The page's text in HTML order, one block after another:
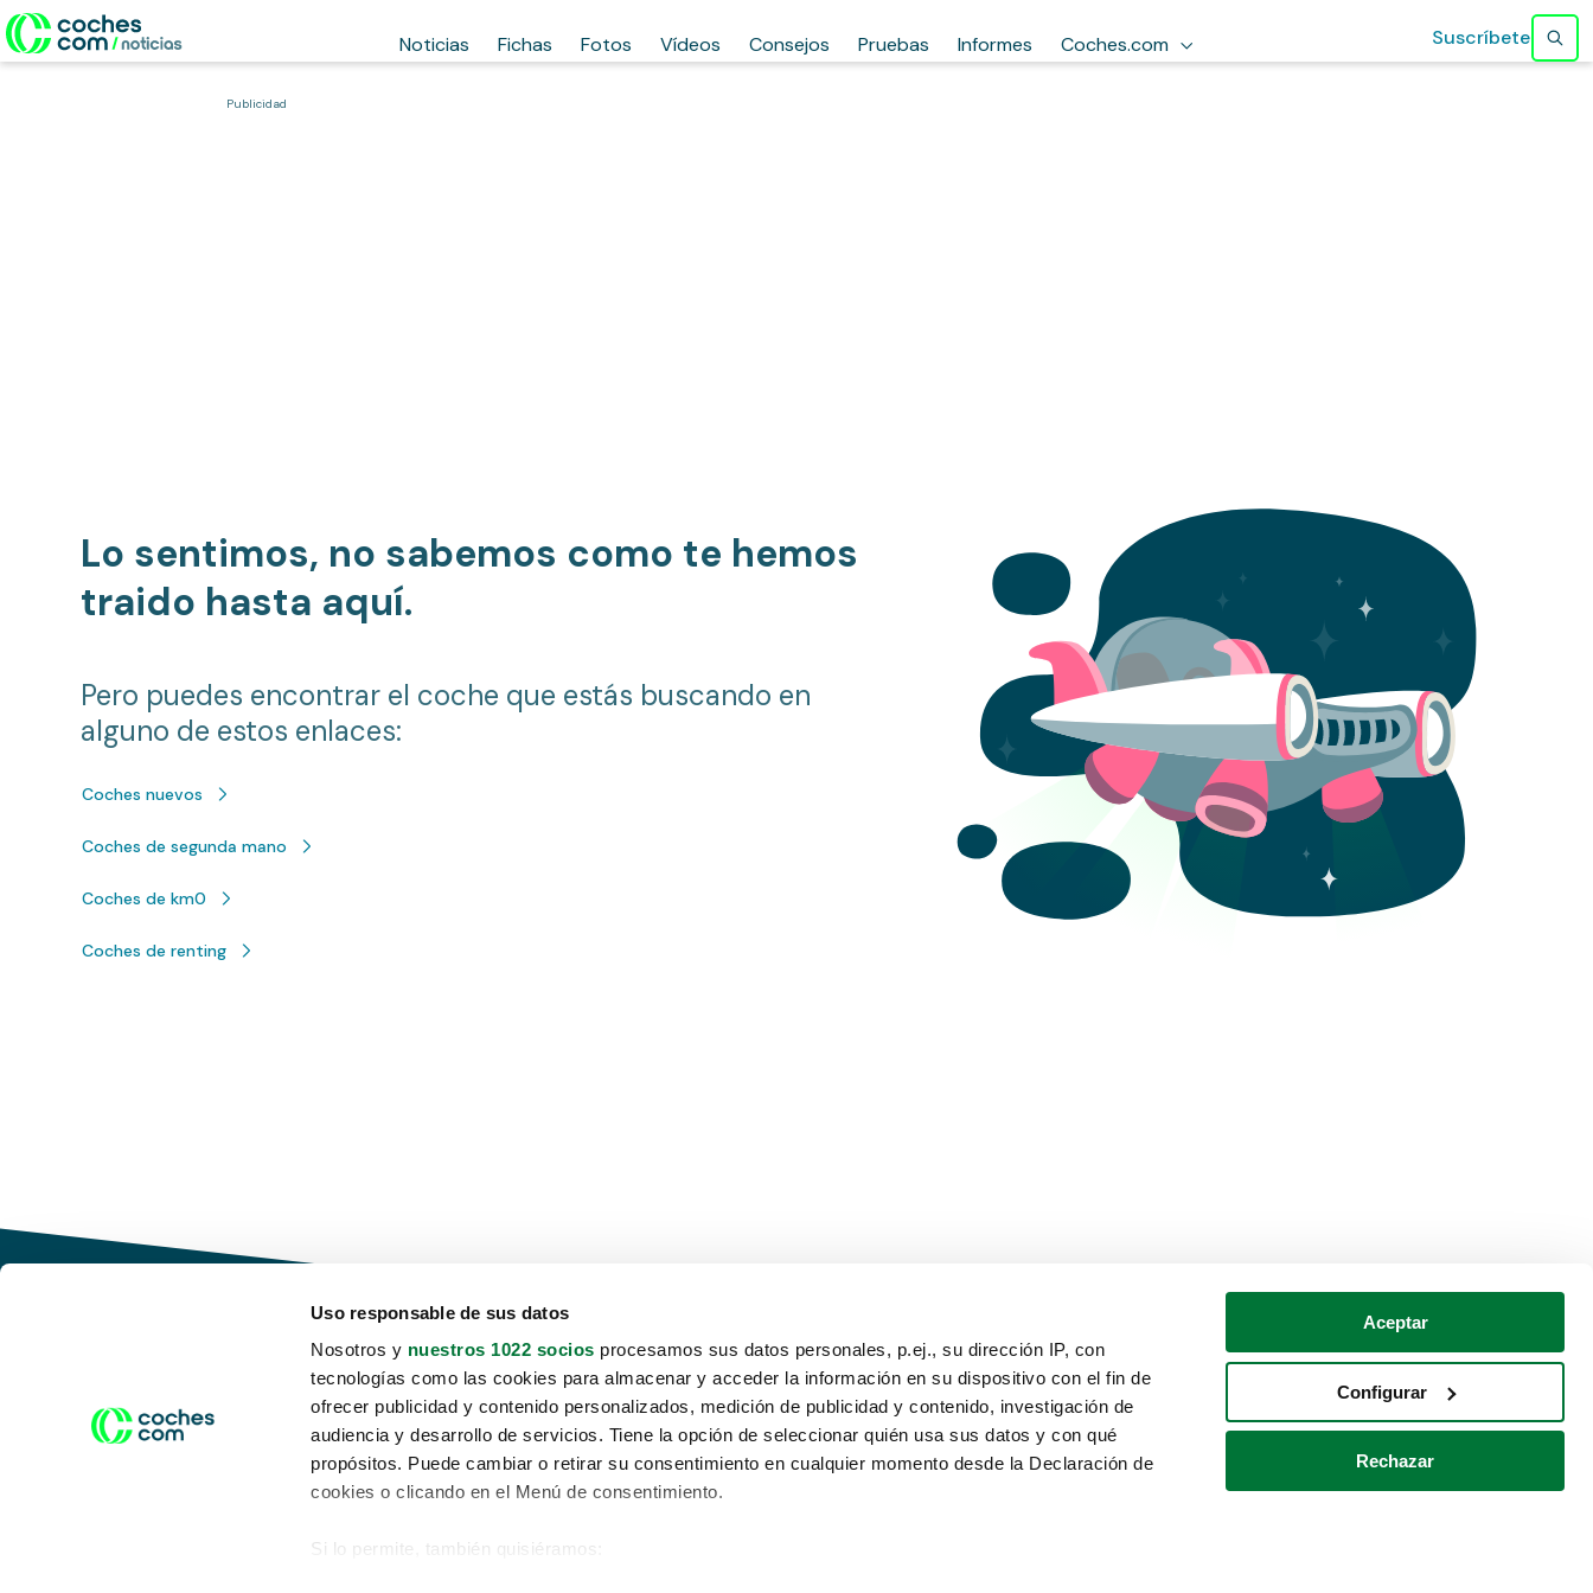
Uso responsable de sus datos
Nosotros y nuestros 1022 socios procesamos sus datos personales, p.ej., su dirección IP, con
tecnologías como las cookies para almacenar y acceder la información en su dispositivo con el fin de
ofrecer publicidad y contenido personalizados, medición de publicidad y contenido, investigación de
audiencia y desarrollo de servicios. Tiene la opción de seleccionar quién usa sus datos y con qué
propósitos. Puede cambiar o retirar su consentimiento en cualquier momento desde la Declaración de
cookies o clicando en el Menú de consentimiento.
Si lo permite, también quisiéramos:
Aceptar
Configurar
Rechazar
Noticias Fichas Fotos Vídeos Consejos Pruebas Informes Coches.com Suscríbete
Publicidad
Lo sentimos, no sabemos como te hemos
traido hasta aquí.
Pero puedes encontrar el coche que estás buscando en
alguno de estos enlaces:
Coches nuevos
Coches de segunda mano
Coches de km0
Coches de renting
Conduce tu futuro,
desata tu movilidad